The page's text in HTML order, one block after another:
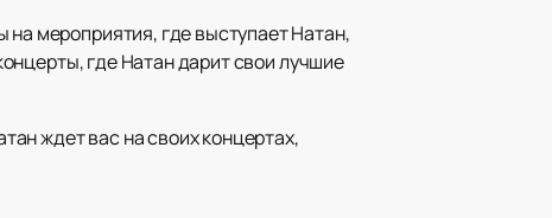
на мероприятия, где выступает Натан,
где Натан дарит свои лучшие
ждет вас на своих концертах,